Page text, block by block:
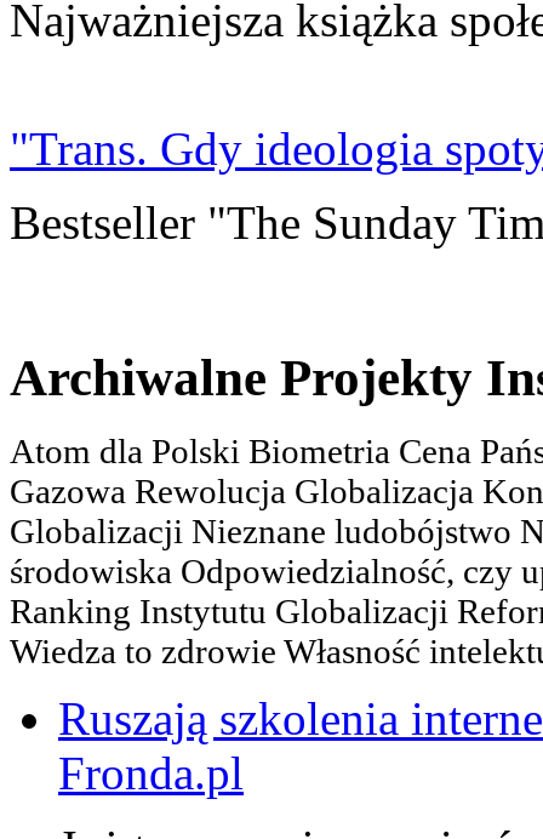
Najważniejsza książka
"Trans. Gdy ideologia
Bestseller "The Sunday
Archiwalne Projekty
Atom dla Polski Biometria Cena
Gazowa Rewolucja Globalizacja
Globalizacji Nieznane ludobójstwo
środowiska Odpowiedzialność, czy
Ranking Instytutu Globalizacji
Wiedza to zdrowie Własność
Ruszają szkolenia
Fronda.pl